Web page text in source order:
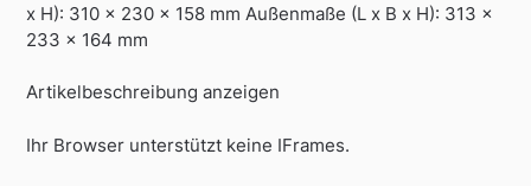
x H): 310 x 230 x 158 mm Außenmaße (L x B x H): 313 x
233 x 164 mm
Artikelbeschreibung anzeigen
Ihr Browser unterstützt keine IFrames.